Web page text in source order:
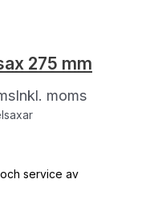
275 mm
Inkl. moms
service av